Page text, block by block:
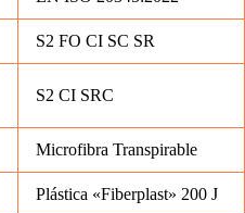
S2 FO CI SC SR
S2 CI SRC
Microfibra Transpirable
Plástica «Fiberplast» 200 J